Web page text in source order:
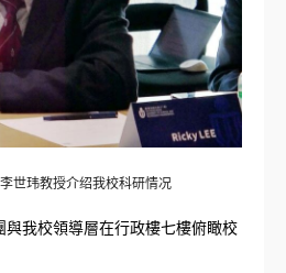
世玮教授介绍我校科研情况
我校領導層在行政樓七樓俯瞰校